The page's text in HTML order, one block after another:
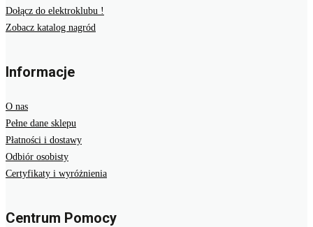
Dołącz do elektroklubu !
Zobacz katalog nagród
Informacje
O nas
Pełne dane sklepu
Płatności i dostawy
Odbiór osobisty
Certyfikaty i wyróżnienia
Centrum Pomocy